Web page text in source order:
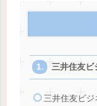
三井住友
三井住友ビ